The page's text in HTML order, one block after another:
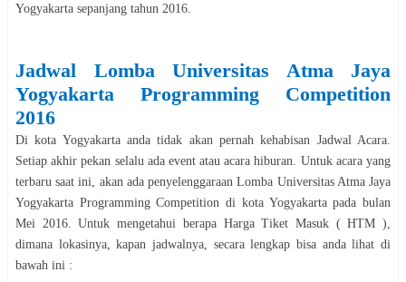
Yogyakarta sepanjang tahun 2016
Jadwal Lomba
Universitas Atma Jaya
Yogyakarta Programming Competition
2016
Di kota Yogyakartaanda tidak akan pernah kehabisan Jadwal Acara.
Setiap akhir pekan selalu ada event atau acara hiburan. Untuk acara yang
terbaru saat ini, akan ada penyelenggaraanLomba Universitas Atma Jaya
Yogyakarta Programming Competition di kota Yogyakartapada bulan
Mei
2016. Untuk mengetahui berapa Harga Tiket Masuk ( HTM ),
dimana lokasinya, kapan jadwalnya, secara lengkap bisa anda lihat di
bawah ini :